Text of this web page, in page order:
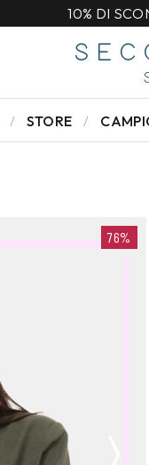
10% DI
STORE
76%